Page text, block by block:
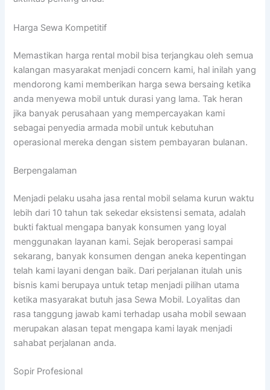
Harga Sewa Kompetitif
Memastikan harga rental mobil bisa terjangkau oleh semua
kalangan masyarakat menjadi concern kami, hal inilah yang
mendorong kami memberikan harga sewa bersaing ketika
anda menyewa mobil untuk durasi yang lama. Tak heran
jika banyak perusahaan yang mempercayakan kami
sebagai penyedia armada mobil untuk kebutuhan
operasional mereka dengan sistem pembayaran bulanan.
Berpengalaman
Menjadi pelaku usaha jasa rental mobil selama kurun waktu
lebih dari 10 tahun tak sekedar eksistensi semata, adalah
bukti faktual mengapa banyak konsumen yang loyal
menggunakan layanan kami. Sejak beroperasi sampai
sekarang, banyak konsumen dengan aneka kepentingan
telah kami layani dengan baik. Dari perjalanan itulah unis
bisnis kami berupaya untuk tetap menjadi pilihan utama
ketika masyarakat butuh jasa Sewa Mobil. Loyalitas dan
rasa tanggung jawab kami terhadap usaha mobil sewaan
merupakan alasan tepat mengapa kami layak menjadi
sahabat perjalanan anda.
Sopir Profesional